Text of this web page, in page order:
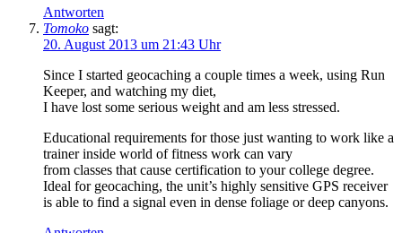
Antworten
Tomoko sagt:
20. August 2013 um 21:43 Uhr
Since I started geocaching a couple times a week, using Run
Keeper, and watching my diet,
I have lost some serious weight and am less stressed.
Educational requirements for those just wanting to work like a
trainer inside world of fitness work can vary
from classes that cause certification to your college degree.
Ideal for geocaching, the unit’s highly sensitive GPS receiver
is able to find a signal even in dense foliage or deep canyons.